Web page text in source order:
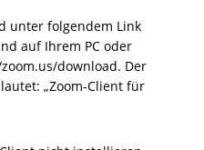
unter folgendem Link
auf Ihrem PC oder
download. Der
„Zoom-Client für